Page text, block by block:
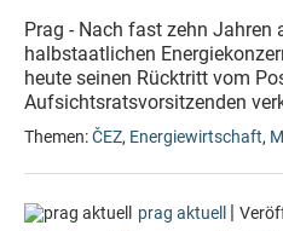
Prag - Nach fast zehn Jahren
halbstaatlichen
heute seinen Rücktritt vom
Aufsichtsratsvorsitzenden
Themen:ČEZ, Energiewirtschaft,
prag aktuell |